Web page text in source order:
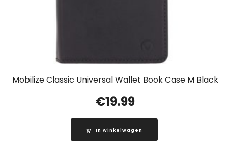
Mobilize Classic Universal Wallet Book Case M Black
€19.99
In winkelwagen